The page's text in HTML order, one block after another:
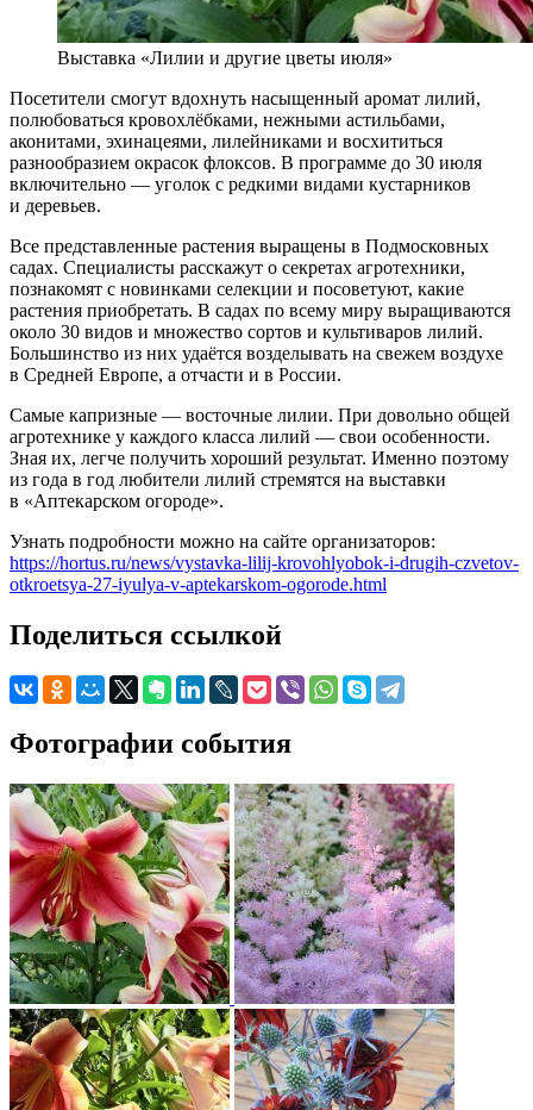
Выставка «Лилии и другие цветы июля»
Посетители смогут вдохнуть насыщенный аромат лилий,
полюбоваться кровохлёбками, нежными астильбами,
аконитами, эхинацеями, лилейниками и восхититься
разнообразием окрасок флоксов. В программе до 30 июля
включительно — уголок с редкими видами кустарников
и деревьев.
Все представленные растения выращены в Подмосковных
садах. Специалисты расскажут о секретах агротехники,
познакомят с новинками селекции и посоветуют, какие
растения приобретать. В садах по всему миру выращиваются
около 30 видов и множество сортов и культиваров лилий.
Большинство из них удаётся возделывать на свежем воздухе
в Средней Европе, а отчасти и в России.
Самые капризные — восточные лилии. При довольно общей
агротехнике у каждого класса лилий — свои особенности.
Зная их, легче получить хороший результат. Именно поэтому
из года в год любители лилий стремятся на выставки
в «Аптекарском огороде».
Узнать подробности можно на сайте организаторов:
https://hortus.ru/news/vystavka-lilij-krovohlyobok-i-drugih-czvetov-
otkroetsya-27-iyulya-v-aptekarskom-ogorode.html
Поделиться ссылкой
Фотографии события